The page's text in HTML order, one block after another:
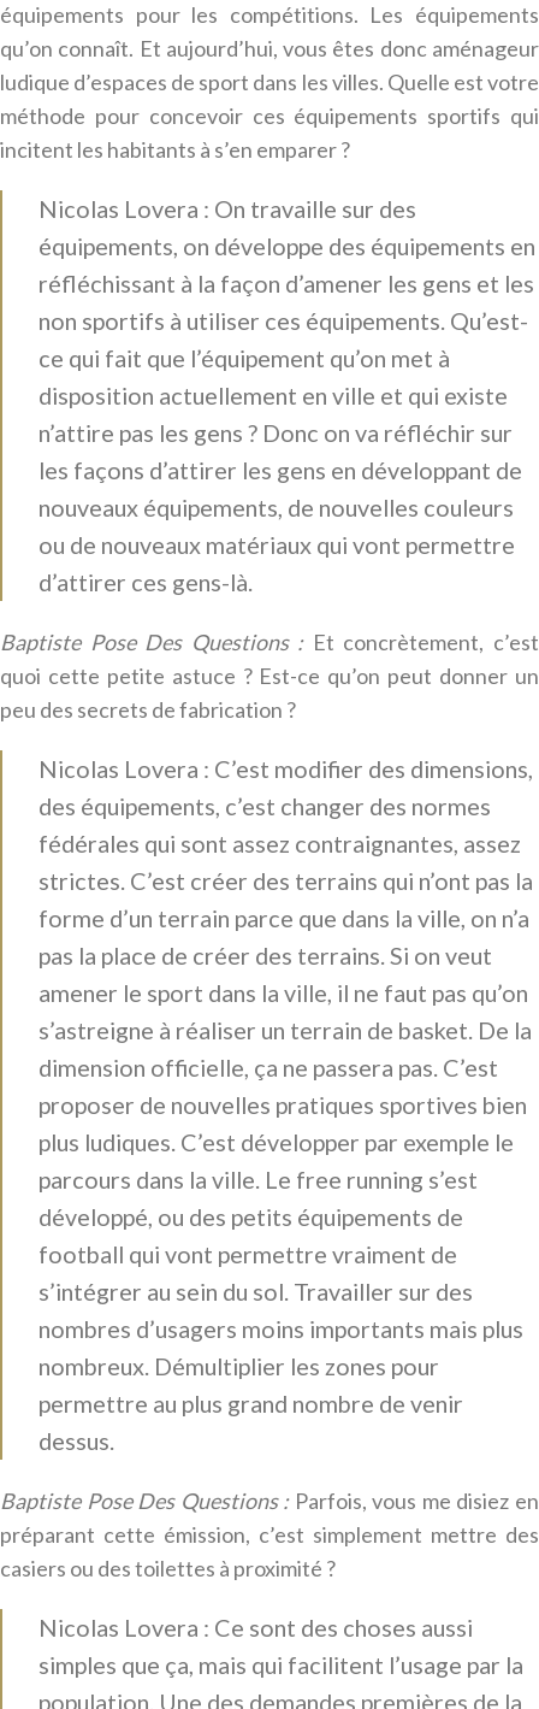
équipements pour les compétitions. Les équipements
qu’on connaît. Et aujourd’hui, vous êtes donc aménageur
ludique d’espaces de sport dans les villes. Quelle est votre
méthode pour concevoir ces équipements sportifs qui
incitent les habitants à s’en emparer ?
Nicolas Lovera : On travaille sur des
équipements, on développe des équipements en
réfléchissant à la façon d’amener les gens et les
non sportifs à utiliser ces équipements. Qu’est-
ce qui fait que l’équipement qu’on met à
disposition actuellement en ville et qui existe
n’attire pas les gens ? Donc on va réfléchir sur
les façons d’attirer les gens en développant de
nouveaux équipements, de nouvelles couleurs
ou de nouveaux matériaux qui vont permettre
d’attirer ces gens-là.
Baptiste Pose Des Questions :Et concrètement, c’est
quoi cette petite astuce ? Est-ce qu’on peut donner un
peu des secrets de fabrication ?
Nicolas Lovera : C’est modifier des dimensions,
des équipements, c’est changer des normes
fédérales qui sont assez contraignantes, assez
strictes. C’est créer des terrains qui n’ont pas la
forme d’un terrain parce que dans la ville, on n’a
pas la place de créer des terrains. Si on veut
amener le sport dans la ville, il ne faut pas qu’on
s’astreigne à réaliser un terrain de basket. De la
dimension officielle, ça ne passera pas. C’est
proposer de nouvelles pratiques sportives bien
plus ludiques. C’est développer par exemple le
parcours dans la ville. Le free running s’est
développé, ou des petits équipements de
football qui vont permettre vraiment de
s’intégrer au sein du sol. Travailler sur des
nombres d’usagers moins importants mais plus
nombreux. Démultiplier les zones pour
permettre au plus grand nombre de venir
dessus.
Baptiste Pose Des Questions :Parfois, vous me disiez en
préparant cette émission, c’est simplement mettre des
casiers ou des toilettes à proximité ?
Nicolas Lovera : Ce sont des choses aussi
simples que ça, mais qui facilitent l’usage par la
population. Une des demandes premières de la